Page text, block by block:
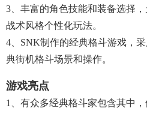
3、丰富的角色技能和装备选择
战术风格个性化玩法。
4、SNK制作的经典格斗游戏，
典街机格斗场景和操作。
游戏亮点
1、有众多经典格斗家包含其中